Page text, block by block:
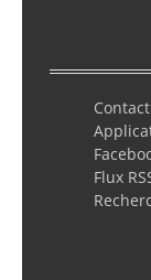
Contact
Flux